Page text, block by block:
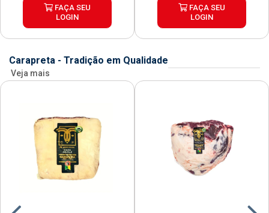
FAÇA SEU
LOGIN
FAÇA SEU
LOGIN
Carapreta - Tradição em Qualidade
Veja mais